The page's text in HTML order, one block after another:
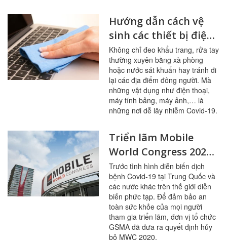
Hướng dẫn cách vệ
sinh các thiết bị điện
tử phòng dịch bệnh
Không chỉ đeo khẩu trang, rửa tay
thường xuyên bằng xà phòng
hoặc nước sát khuẩn hay tránh đi
lại các địa điểm đông người. Mà
những vật dụng như điện thoại,
máy tính bảng, máy ảnh,… là
những nơi dễ lây nhiễm Covid-19.
Triển lãm Mobile
World Congress 2020
chính thức bị hủy bỏ
do Covid-19
Trước tình hình diễn biến dịch
bệnh Covid-19 tại Trung Quốc và
các nước khác trên thế giới diễn
biến phức tạp. Để đảm bảo an
toàn sức khỏe của mọi người
tham gia triển lãm, đơn vị tổ chức
GSMA đã đưa ra quyết định hủy
bỏ MWC 2020.